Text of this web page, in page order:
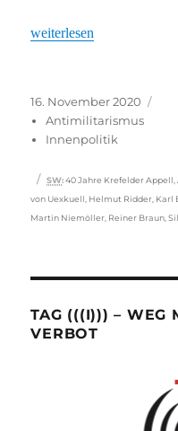
„Etty Gingold sammelt
weiterlesen
Veröffentlicht
am
16. November 2020
Antimilitarismus
Innenpolitik
Schlagwörter
SW: 40 Jahre Krefelder Appell ,
von Uexkuell Helmut Ridder Karl
Martin Niemöller Reiner Braun ,
TAG (((I))) – WEG
VERBOT